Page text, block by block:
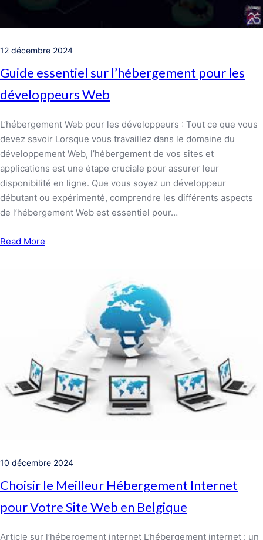
12 décembre 2024
Guide essentiel sur l’hébergement pour les
développeurs Web
L’hébergement Web pour les développeurs : Tout ce que vous
devez savoir Lorsque vous travaillez dans le domaine du
développement Web, l’hébergement de vos sites et
applications est une étape cruciale pour assurer leur
disponibilité en ligne. Que vous soyez un développeur
débutant ou expérimenté, comprendre les différents aspects
de l’hébergement Web est essentiel pour…
Read More
10 décembre 2024
Choisir le Meilleur Hébergement Internet
pour Votre Site Web en Belgique
Article sur l’hébergement internet L’hébergement internet : un